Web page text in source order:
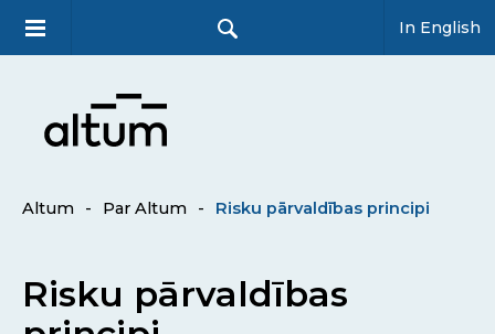
In English
Altum - Par Altum - Risku pārvaldības principi
Risku pārvaldības